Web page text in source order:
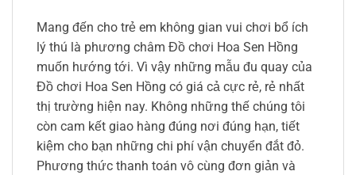
Mang đến cho trẻ em không gian vui chơi bổ ích
lý thú là phương châm Đồ chơi Hoa Sen Hồng
muốn hướng tới. Vì vậy những mẫu đu quay của
Đồ chơi Hoa Sen Hồng có giá cả cực rẻ, rẻ nhất
thị trường hiện nay. Không những thế chúng tôi
còn cam kết giao hàng đúng nơi đúng hạn, tiết
kiệm cho bạn những chi phí vận chuyển đắt đỏ.
Phương thức thanh toán vô cùng đơn giản và